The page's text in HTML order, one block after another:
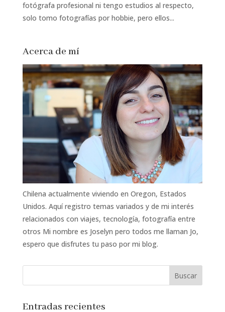
fotógrafa profesional ni tengo estudios al respecto,
solo tomo fotografías por hobbie, pero ellos...
Acerca de mí
Chilena actualmente viviendo en Oregon, Estados
Unidos. Aquí registro temas variados y de mi interés
relacionados con viajes, tecnología, fotografía entre
otros Mi nombre es Joselyn pero todos me llaman Jo,
espero que disfrutes tu paso por mi blog.
Entradas recientes